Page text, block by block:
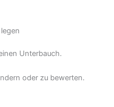
Unterbauch.
oder zu bewerten.